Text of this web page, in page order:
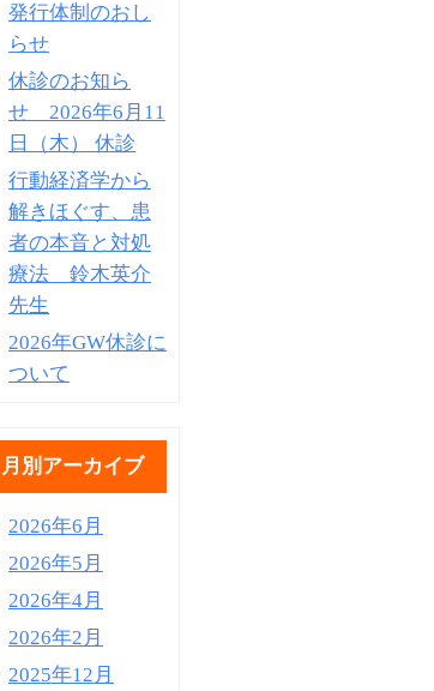
発⾏体制のおし
らせ
休診のお知ら
せ 2026年6月11
日（木） 休診
行動経済学から
解きほぐす、患
者の本音と対処
療法 鈴木英介
先生
2026年GW休診に
ついて
月別アーカイブ
2026年6月
2026年5月
2026年4月
2026年2月
2025年12月